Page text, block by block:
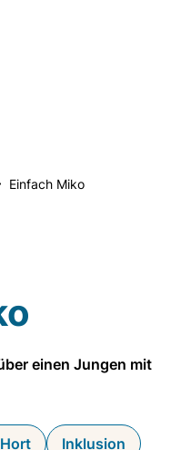
Einfach Miko
einen Jungen mit
Inklusion